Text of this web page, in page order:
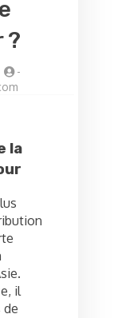
?
-
la
il
de